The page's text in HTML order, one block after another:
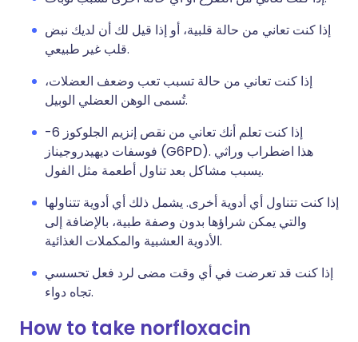
إذا كنت تعاني من حالة قلبية، أو إذا قيل لك أن لديك نبض
قلب غير طبيعي.
إذا كنت تعاني من حالة تسبب تعب وضعف العضلات،
تُسمى الوهن العضلي الوبيل.
إذا كنت تعلم أنك تعاني من نقص إنزيم الجلوكوز 6-
فوسفات ديهيدروجيناز (G6PD). هذا اضطراب وراثي
يسبب مشاكل بعد تناول أطعمة مثل الفول.
إذا كنت تتناول أي أدوية أخرى. يشمل ذلك أي أدوية تتناولها
والتي يمكن شراؤها بدون وصفة طبية، بالإضافة إلى
الأدوية العشبية والمكملات الغذائية.
إذا كنت قد تعرضت في أي وقت مضى لرد فعل تحسسي
تجاه دواء.
How to take norfloxacin